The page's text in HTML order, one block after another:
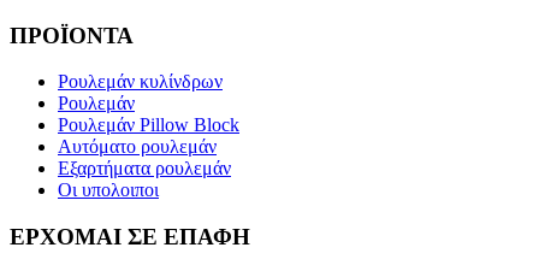
ΠΡΟΪΟΝΤΑ
Ρουλεμάν κυλίνδρων
Ρουλεμάν
Ρουλεμάν Pillow Block
Αυτόματο ρουλεμάν
Εξαρτήματα ρουλεμάν
Οι υπολοιποι
ΕΡΧΟΜΑΙ ΣΕ ΕΠΑΦΗ